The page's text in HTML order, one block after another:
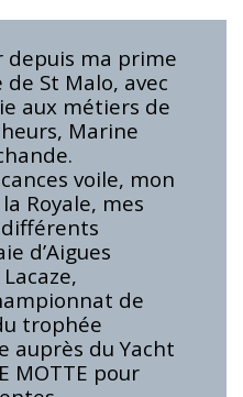
depuis ma prime
St Malo, avec
aux métiers de
Marine
voile, mon
Royale, mes
d’Aigues
de
trophée
auprès du Yacht
MOTTE pour